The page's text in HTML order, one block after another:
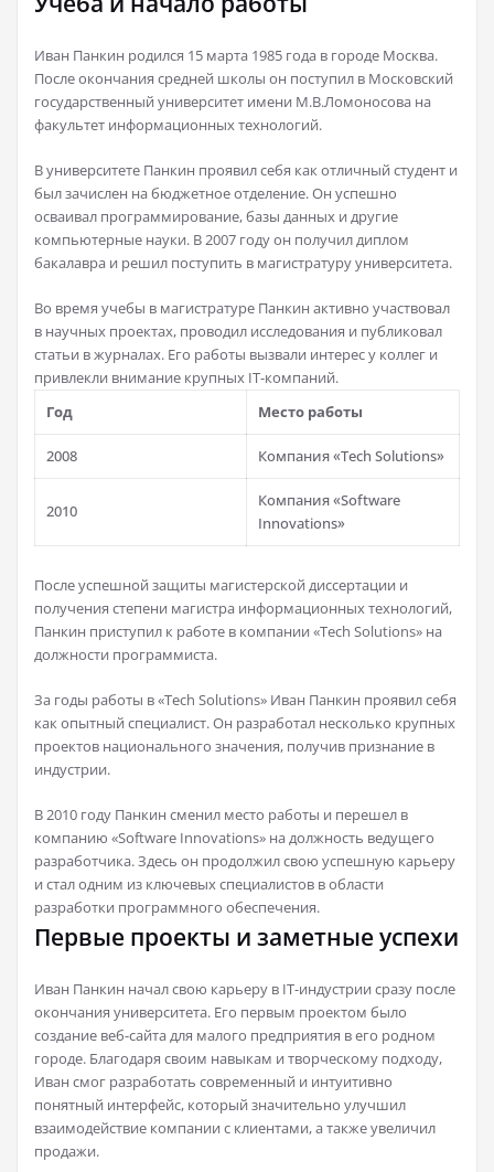
Иван Панкин родился 15 марта 1985 года в городе Москва.
После окончания средней школы он поступил в Московский
государственный университет имени М.В.Ломоносова на
факультет информационных технологий.
В университете Панкин проявил себя как отличный студент и
был зачислен на бюджетное отделение. Он успешно
осваивал программирование, базы данных и другие
компьютерные науки. В 2007 году он получил диплом
бакалавра и решил поступить в магистратуру университета.
Во время учебы в магистратуре Панкин активно участвовал
в научных проектах, проводил исследования и публиковал
статьи в журналах. Его работы вызвали интерес у коллег и
привлекли внимание крупных IT-компаний.
Год
Место работы
2008 Компания «Tech Solutions»
2010
Компания «Software
Innovations»
После успешной защиты магистерской диссертации и
получения степени магистра информационных технологий,
Панкин приступил к работе в компании «Tech Solutions» на
должности программиста.
За годы работы в «Tech Solutions» Иван Панкин проявил себя
как опытный специалист. Он разработал несколько крупных
проектов национального значения, получив признание в
индустрии.
В 2010 году Панкин сменил место работы и перешел в
компанию «Software Innovations» на должность ведущего
разработчика. Здесь он продолжил свою успешную карьеру
и стал одним из ключевых специалистов в области
разработки программного обеспечения.
Первые проекты и заметные успехи
Иван Панкин начал свою карьеру в IT-индустрии сразу после
окончания университета. Его первым проектом было
создание веб-сайта для малого предприятия в его родном
городе. Благодаря своим навыкам и творческому подходу,
Иван смог разработать современный и интуитивно
понятный интерфейс, который значительно улучшил
взаимодействие компании с клиентами, а также увеличил
продажи.